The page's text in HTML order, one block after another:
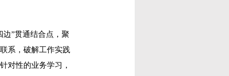
”贯通结合点，聚
系，破解工作实践
对性的业务学习，